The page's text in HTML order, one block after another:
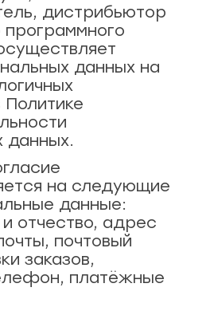
дистрибьютор
данных на
данных.
на следующие
данные:
отчество, адрес
почтовый
заказов,
платёжные